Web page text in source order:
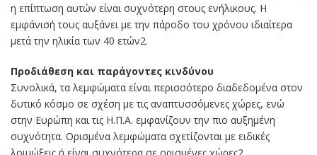
η επίπτωση αυτών είναι συχνότερη στους ενήλικους. Η
εμφάνισή τους αυξάνει με την πάροδο του χρόνου ιδιαίτερα
μετά την ηλικία των 40 ετών2.
Προδιάθεση και παράγοντες κινδύνου
Συνολικά, τα λεμφώματα είναι περισσότερο διαδεδομένα στον
δυτικό κόσμο σε σχέση με τις αναπτυσσόμενες χώρες, ενώ
στην Ευρώπη και τις Η.Π.Α. εμφανίζουν την πιο αυξημένη
συχνότητα. Ορισμένα λεμφώματα σχετίζονται με ειδικές